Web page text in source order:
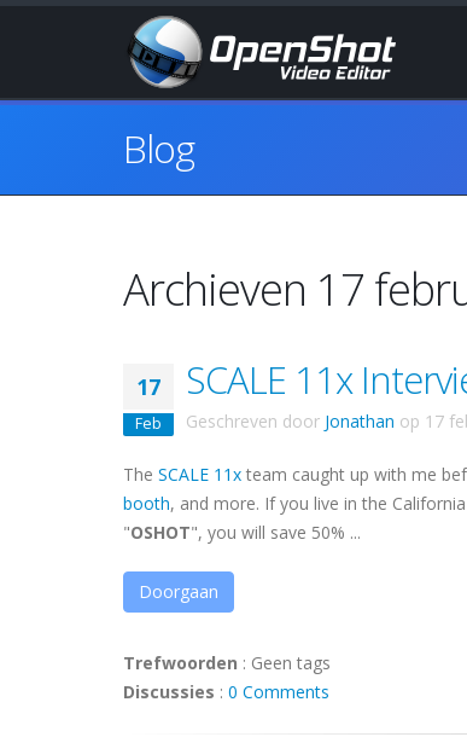
Blog
Archieven 17
17
Feb
SCALE 11x
Geschreven door Jonathan op 17
The SCALE 11x team caught up with me
booth, and more. If you live in the
"OSHOT", you will save 50% ...
Doorgaan
Trefwoorden : Geen tags
Discussies : 0 Comments